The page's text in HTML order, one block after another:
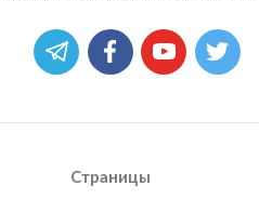
Страницы